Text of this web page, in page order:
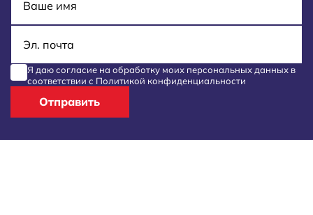
Я даю согласие на обработку моих персональных данных в
соответствии с Политикой конфиденциальности
Отправить